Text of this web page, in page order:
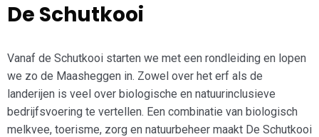
De Schutkooi
Vanaf de Schutkooi starten we met een rondleiding en lopen
we zo de Maasheggen in. Zowel over het erf als de
landerijen is veel over biologische en natuurinclusieve
bedrijfsvoering te vertellen. Een combinatie van biologisch
melkvee, toerisme, zorg en natuurbeheer maakt De Schutkooi